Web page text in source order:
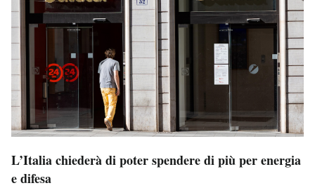
L’Italia chiederà di poter spendere di più per energia
e difesa